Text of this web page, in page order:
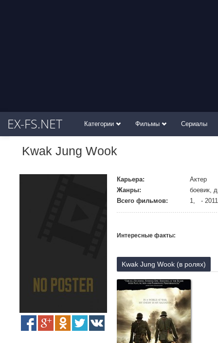
EX-FS.NET Категории Фильмы Сериалы
Kwak Jung Wook
Карьера:
Актер
Жанры:
боевик,
Всего фильмов:
1, - 2011
Интересные факты:
Kwak Jung Wook (в ролях)